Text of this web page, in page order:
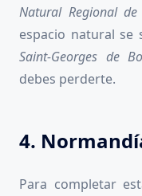
Natural Regional
espacio natural
Saint-Georges de
debes perderte.
4.
Para completar